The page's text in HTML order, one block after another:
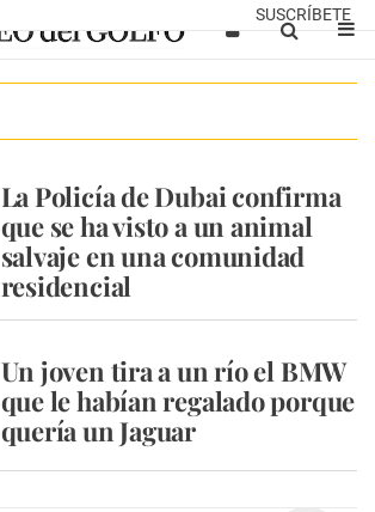
SUSCRÍBETE
La Policía de Dubai confirma
que se ha visto a un animal
salvaje en una comunidad
residencial
Un joven tira a un río el BMW
que le habían regalado porque
quería un Jaguar